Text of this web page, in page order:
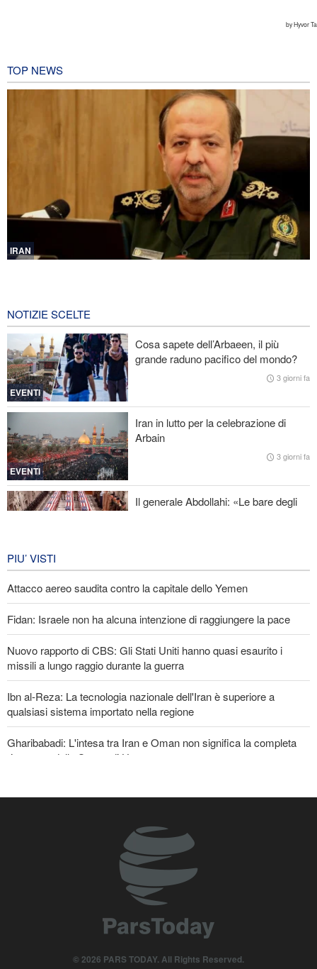
TOP NEWS
IRAN
Gharibabadi: L'intesa tra Iran e Oman non significa la completa
riapertura dello Stretto di Hormuz
Fidan: Israele non ha alcuna intenzione di raggiungere la pace
Nuovo rapporto di CBS: Gli Stati Uniti hanno quasi esaurito i
missili a lungo raggio durante la guerra
Baghaei: Il clima dei negoziati tra Iran e Oman sullo Stretto di
Hormuz è positivo
NOTIZIE SCELTE
EVENTI
Cosa sapete dell’Arbaeen, il più
grande raduno pacifico del mondo?
3 giorni fa
EVENTI
Iran in lutto per la celebrazione di
Arbain
3 giorni fa
Il generale Abdollahi: «Le bare degli
PIU’ VISTI
Attacco aereo saudita contro la capitale dello Yemen
Fidan: Israele non ha alcuna intenzione di raggiungere la pace
Nuovo rapporto di CBS: Gli Stati Uniti hanno quasi esaurito i
missili a lungo raggio durante la guerra
Ibn al-Reza: La tecnologia nazionale dell'Iran è superiore a
qualsiasi sistema importato nella regione
Gharibabadi: L'intesa tra Iran e Oman non significa la completa
riapertura dello Stretto di Hormuz
© 2026 PARS TODAY. All Rights Reserved.